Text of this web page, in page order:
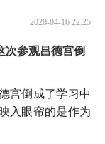
2020-04-16 22:25
次参观昌德宫倒
宫倒成了学习中
入眼帘的是作为